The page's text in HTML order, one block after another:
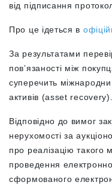
від підписання
Про це ідеться в
За результатами
повʼязаності між
суперечить
активів (asset recovery).
Відповідно до вимог
нерухомості за
про реалізацію такого
проведення
сформованого